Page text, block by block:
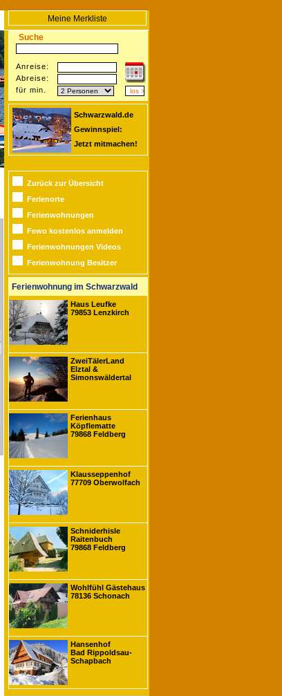
Meine Merkliste
Suche
Anreise:
Abreise:
für min.
Schwarzwald.de
Gewinnspiel:
Jetzt mitmachen!
Zurück zur Übersicht
Ferienorte
Ferienwohnungen
Fewo kostenlos anmelden
Ferienwohnungen Videos
Ferienwohnung Besitzer
Ferienwohnung im Schwarzwald
Haus Leufke
79853 Lenzkirch
ZweiTälerLand
Elztal &
Simonswäldertal
Ferienhaus
Köpflematte
79868 Feldberg
Klausseppenhof
77709 Oberwolfach
Schniderhisle
Raitenbuch
79868 Feldberg
Wohlfühl Gästehaus
78136 Schonach
Hansenhof
Bad Rippoldsau-
Schapbach